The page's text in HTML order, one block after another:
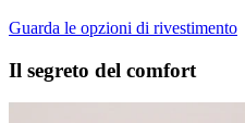
Guarda le opzioni di rivestimento
Il segreto del comfort